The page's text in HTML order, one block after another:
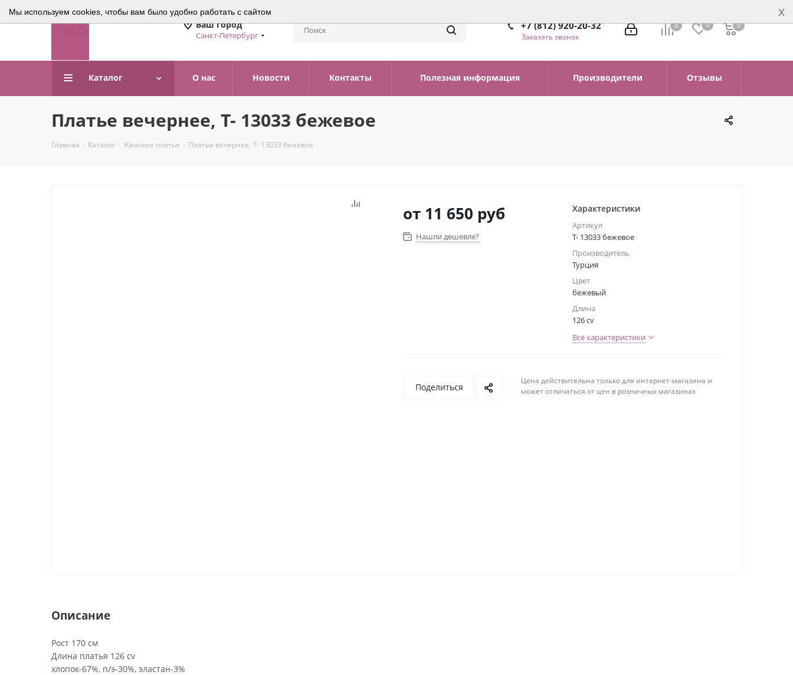
Мы используем cookies, чтобы вам было удобно работать с сайтом x
Ваш город
Санкт-Петербург
0 0 0
0
+7 (812) 920-20-32
Заказать звонок
Каталог О нас Новости Контакты Полезная информация Производители Отзывы
Платье вечернее, Т- 13033 бежевое
Главная - Каталог - Женские платья - Платье вечернее, Т- 13033 бежевое
от 11 650 руб
Нашли дешевле?
Характеристики
Артикул
Т- 13033 бежевое
Производитель
Турция
Цвет
бежевый
Длина
126 cv
Все характеристики
Поделиться
Цена действительна только для интернет-магазина и
может отличаться от цен в розничных магазинах
Описание
Рост 170 см
Длина платья 126 cv
хлопок-67%, п/э-30%, эластан-3%